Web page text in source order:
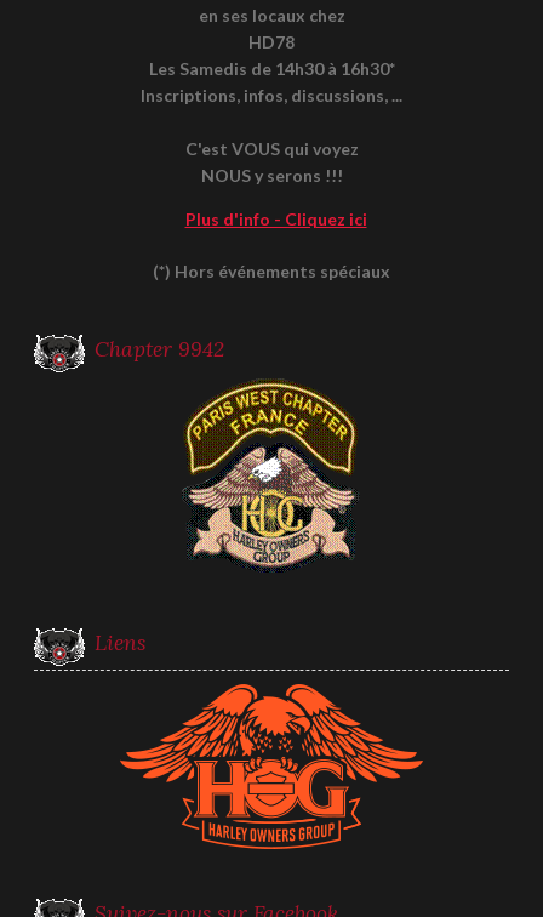
en ses locaux chez
HD78
Les Samedis de 14h30 à 16h30*
Inscriptions, infos, discussions, ...
C'est VOUS qui voyez
NOUS y serons !!!
Plus d'info - Cliquez ici
(*) Hors événements spéciaux
Chapter 9942
Liens